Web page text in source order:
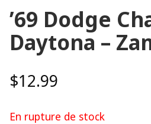
’69 Dodge
Daytona –
$12.99
En rupture de stock